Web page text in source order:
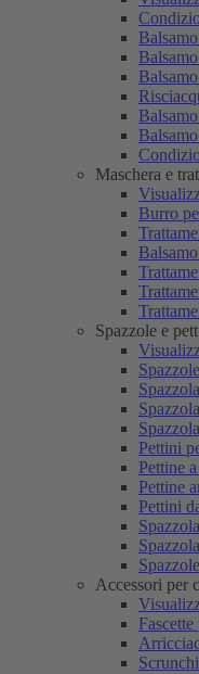
Maschera e
Burro
Spazzole e
Pettini
Pettine
Pettine
Pettini
Accessori per